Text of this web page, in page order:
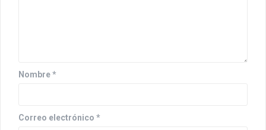
Nombre*
Correo electrónico *